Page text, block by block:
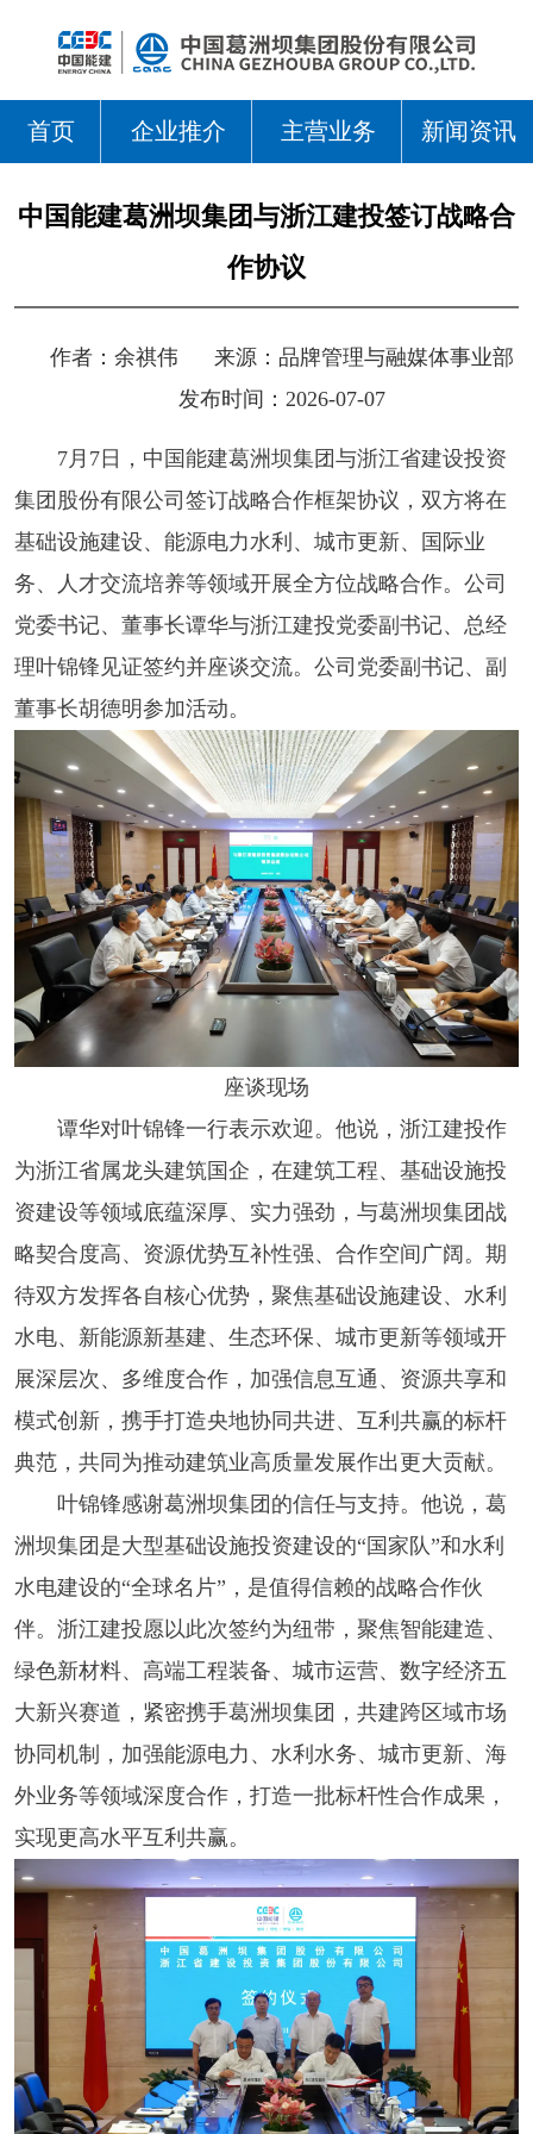
首页 企业推介 主营业务 新闻资讯
中国能建葛洲坝集团与浙江建投签订战略合
作协议
作者： 余祺伟 来源： 品牌管理与融媒体事业部
发布时间：2026-07-07
7月7日，中国能建葛洲坝集团与浙江省建设投资
集团股份有限公司签订战略合作框架协议，双方将在
基础设施建设、能源电力水利、城市更新、国际业
务、人才交流培养等领域开展全方位战略合作。公司
党委书记、董事长谭华与浙江建投党委副书记、总经
理叶锦锋见证签约并座谈交流。公司党委副书记、副
董事长胡德明参加活动。
座谈现场
谭华对叶锦锋一行表示欢迎。他说，浙江建投作
为浙江省属龙头建筑国企，在建筑工程、基础设施投
资建设等领域底蕴深厚、实力强劲，与葛洲坝集团战
略契合度高、资源优势互补性强、合作空间广阔。期
待双方发挥各自核心优势，聚焦基础设施建设、水利
水电、新能源新基建、生态环保、城市更新等领域开
展深层次、多维度合作，加强信息互通、资源共享和
模式创新，携手打造央地协同共进、互利共赢的标杆
典范，共同为推动建筑业高质量发展作出更大贡献。
叶锦锋感谢葛洲坝集团的信任与支持。他说，葛
洲坝集团是大型基础设施投资建设的“国家队”和水利
水电建设的“全球名片”，是值得信赖的战略合作伙
伴。浙江建投愿以此次签约为纽带，聚焦智能建造、
绿色新材料、高端工程装备、城市运营、数字经济五
大新兴赛道，紧密携手葛洲坝集团，共建跨区域市场
协同机制，加强能源电力、水利水务、城市更新、海
外业务等领域深度合作，打造一批标杆性合作成果，
实现更高水平互利共赢。